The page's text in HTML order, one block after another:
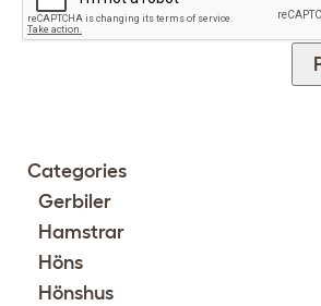
Categories
Gerbiler
Hamstrar
Höns
Hönshus